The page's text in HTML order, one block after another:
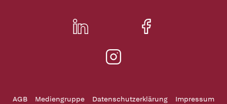
AGB Mediengruppe Datenschutzerklärung
Impressum